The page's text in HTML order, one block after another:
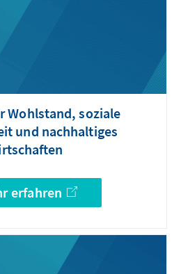
Wohlstand, soziale
und nachhaltiges
erfahren